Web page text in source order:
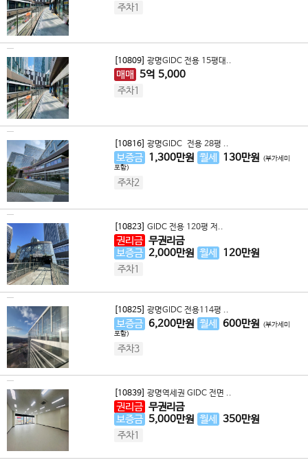
주차1
[10809] 광명GIDC 전용 15평대..
매매 5억 5,000
주차1
[10816] 광명GIDC 전용 28평 ..
보증금 1,300만원 월세 130만원 (부가세미
포함)
주차2
[10823] GIDC 전용 120평 저..
권리금 무권리금
보증금 2,000만원 월세 120만원
주차1
[10825] 광명GIDC 전용114평 ..
보증금 6,200만원 월세 600만원 (부가세미
포함)
주차3
[10839] 광명역세권 GIDC 전면 ..
권리금 무권리금
보증금 5,000만원 월세 350만원
주차1